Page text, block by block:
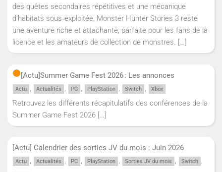
des quêtes secondaires répétitives et une mécanique
d’habitats sous‑exploitée, Monster Hunter Stories 3 reste
une aventure riche et attachante, parfaite pour les fans de la
licence et les amateurs de collection de monstres. […]
[Actu]Summer Game Fest 2026 : Les annonces
Actu , Actualités , PC , PlayStation , Switch , Xbox
Retrouvez les différents récapitulatifs des conférences de la
Summer Game Fest 2026 […]
[Actu] Calendrier des sorties JV du mois : Juin 2026
Actu , Actualités , PC , PlayStation , Sorties JV du mois , Switch ,